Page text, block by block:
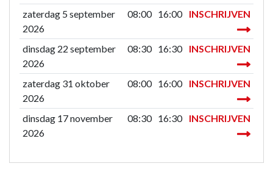
zaterdag 5 september
2026
08:00 16:00 INSCHRIJVEN
dinsdag 22 september
2026
08:30 16:30 INSCHRIJVEN
zaterdag 31 oktober
2026
08:00 16:00 INSCHRIJVEN
dinsdag 17 november
2026
08:30 16:30 INSCHRIJVEN